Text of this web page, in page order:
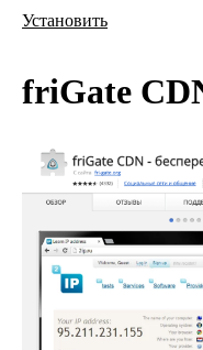
Установить
friGate